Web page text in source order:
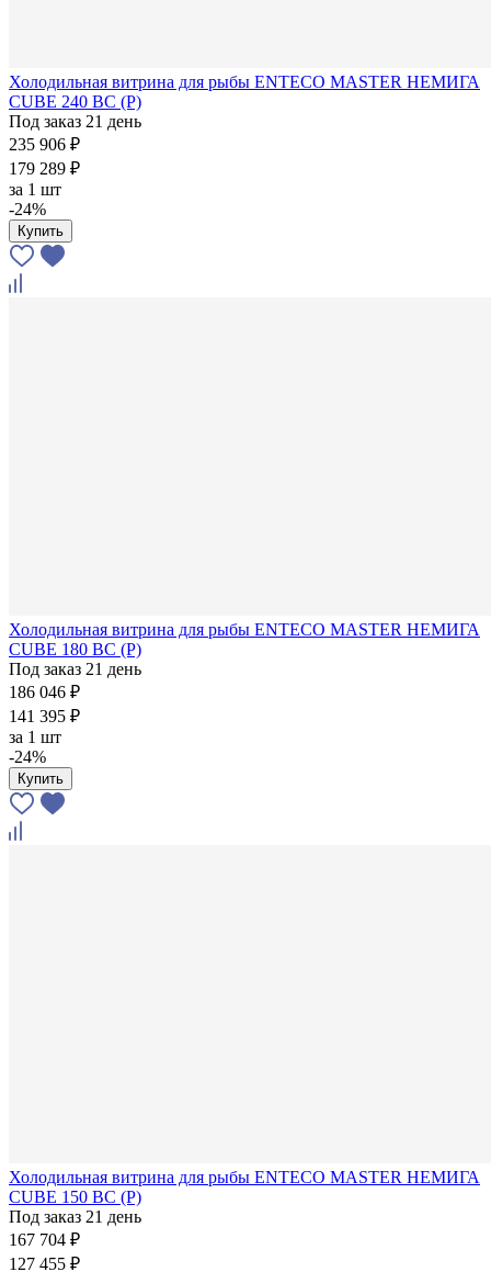
Холодильная витрина для рыбы ENTECO MASTER НЕМИГА
CUBE 240 ВС (Р)
Под заказ 21 день
235 906 ₽
179 289 ₽
за 1 шт
-24%
Купить
Холодильная витрина для рыбы ENTECO MASTER НЕМИГА
CUBE 180 ВС (Р)
Под заказ 21 день
186 046 ₽
141 395 ₽
за 1 шт
-24%
Купить
Холодильная витрина для рыбы ENTECO MASTER НЕМИГА
CUBE 150 ВС (Р)
Под заказ 21 день
167 704 ₽
127 455 ₽